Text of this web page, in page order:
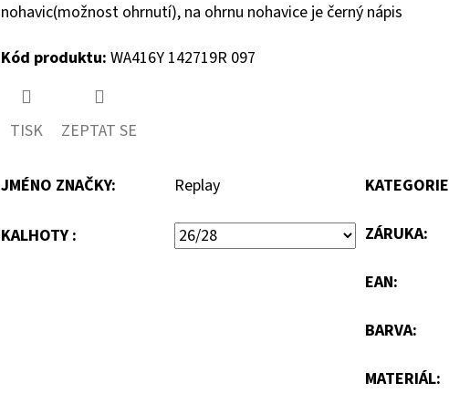
nohavic(možnost ohrnutí), na ohrnu nohavice je černý nápis
Kód produktu: WA416Y 142719R 097
TISK ZEPTAT SE
JMÉNO ZNAČKY: Replay
KALHOTY :
KATEGORIE
ZÁRUKA:
EAN:
BARVA:
MATERIÁL: